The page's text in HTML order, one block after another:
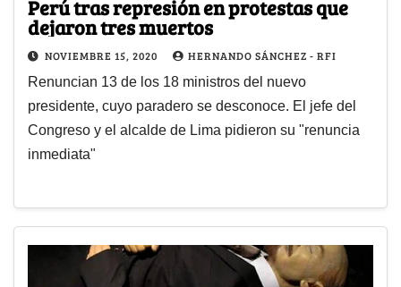
Perú tras represión en protestas que
dejaron tres muertos
NOVIEMBRE 15, 2020 HERNANDO SÁNCHEZ - RFI
Renuncian 13 de los 18 ministros del nuevo
presidente, cuyo paradero se desconoce. El jefe del
Congreso y el alcalde de Lima pidieron su "renuncia
inmediata"